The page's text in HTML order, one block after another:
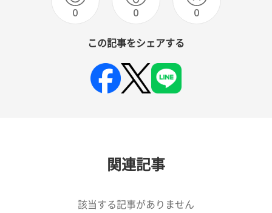
0 0 0
この記事をシェアする
関連記事
該当する記事がありません